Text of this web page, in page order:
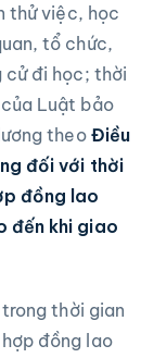
thử việc, học
tổ chức,
cử đi học; thời
Luật bảo
theo Điều
đối với thời
đồng lao
đến khi giao
thời gian
đồng lao